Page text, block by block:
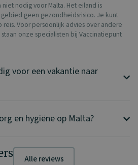
nodig voor Malta. Het eiland is
geen gezondheidsrisico. Je kunt
reis. Voor persoonlijk advies over andere
onze specialisten bij Vaccinatiepunt
voor een vakantie naar
en hygiëne op Malta?
Alle reviews